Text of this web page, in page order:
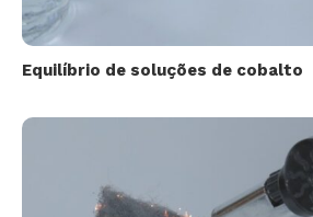
Equilíbrio de soluções de cobalto